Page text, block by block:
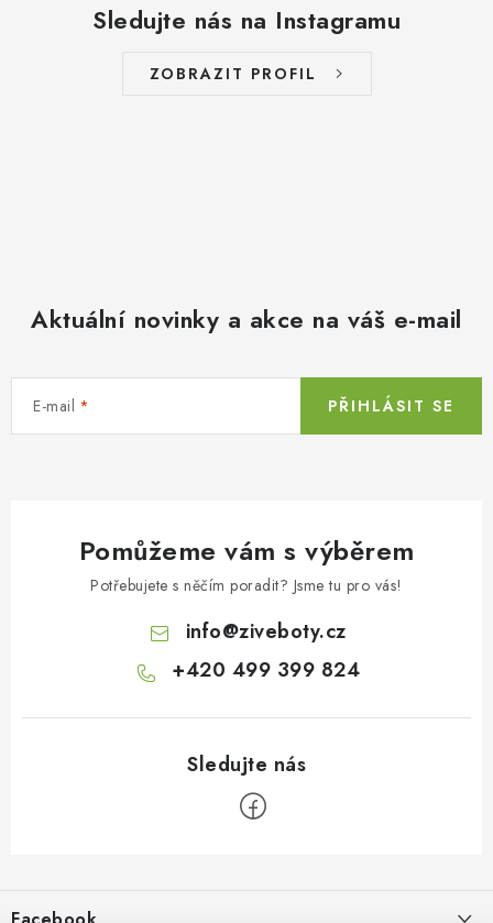
Sledujte nás na Instagramu
ZOBRAZIT PROFIL
Aktuální novinky a akce na váš e-mail
E-mail PŘIHLÁSIT SE
Pomůžeme vám s výběrem
Potřebujete s něčím poradit? Jsme tu pro vás!
info@ziveboty.cz
+420 499 399 824